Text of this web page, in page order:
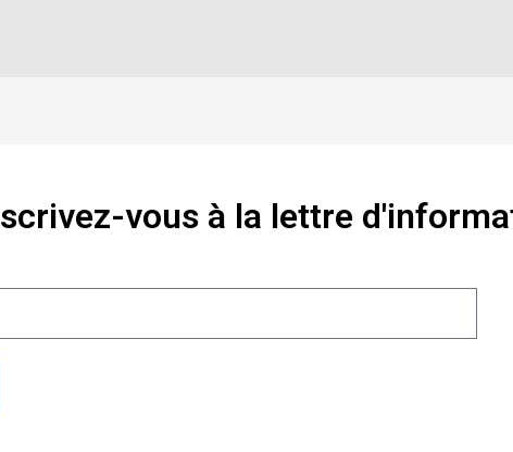
vous à la lettre